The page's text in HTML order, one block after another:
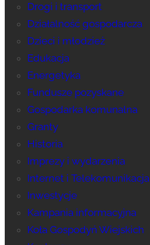
Drogi i transport
Działalność gospodarcza
Dzieci i młodzież
Edukacja
Energetyka
Fundusze pozyskane
Gospodarka komunalna
Granty
Historia
Imprezy i wydarzenia
Internet i Telekomunikacja
Inwestycje
Kampania informacyjna
Koła Gospodyń Wiejskich